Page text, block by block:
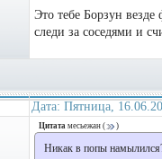
Это тебе Борзун
следи за соседями и
Дата: Пятница,
Цитата месьежан ( )
Никак в попы